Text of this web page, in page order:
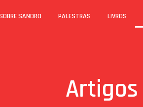
SANDRO PALESTRAS LIVROS
Artigos